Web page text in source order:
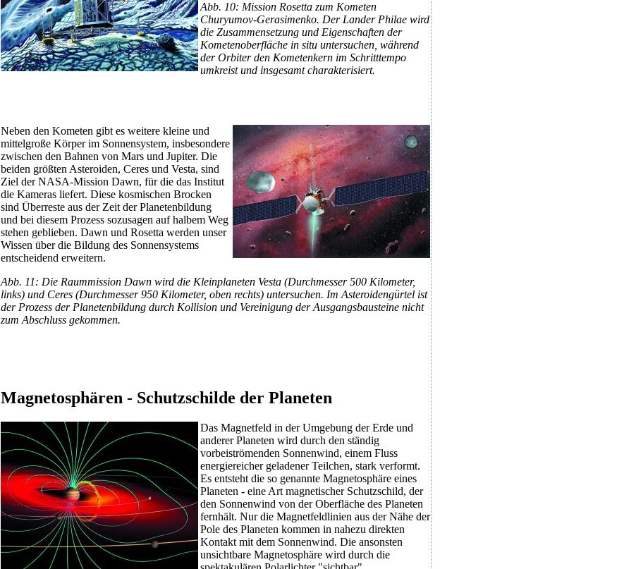
Abb. 10: Mission Rosetta zum Kometen
Churyumov-Gerasimenko. Der Lander Philae wird
die Zusammensetzung und Eigenschaften der
Kometenoberfläche in situ untersuchen, während
der Orbiter den Kometenkern im Schritttempo
umkreist und insgesamt charakterisiert.
Neben den Kometen gibt es weitere kleine und
mittelgroße Körper im Sonnensystem, insbesondere
zwischen den Bahnen von Mars und Jupiter. Die
beiden größten Asteroiden, Ceres und Vesta, sind
Ziel der NASA-Mission Dawn, für die das Institut
die Kameras liefert. Diese kosmischen Brocken
sind Überreste aus der Zeit der Planetenbildung
und bei diesem Prozess sozusagen auf halbem Weg
stehen geblieben. Dawn und Rosetta werden unser
Wissen über die Bildung des Sonnensystems
entscheidend erweitern.
Abb. 11: Die Raummission Dawn wird die Kleinplaneten Vesta (Durchmesser 500 Kilometer,
links) und Ceres (Durchmesser 950 Kilometer, oben rechts) untersuchen. Im Asteroidengürtel ist
der Prozess der Planetenbildung durch Kollision und Vereinigung der Ausgangsbausteine nicht
zum Abschluss gekommen.
Magnetosphären - Schutzschilde der Planeten
Das Magnetfeld in der Umgebung der Erde und
anderer Planeten wird durch den ständig
vorbeiströmenden Sonnenwind, einem Fluss
energiereicher geladener Teilchen, stark verformt.
Es entsteht die so genannte Magnetosphäre eines
Planeten - eine Art magnetischer Schutzschild, der
den Sonnenwind von der Oberfläche des Planeten
fernhält. Nur die Magnetfeldlinien aus der Nähe der
Pole des Planeten kommen in nahezu direkten
Kontakt mit dem Sonnenwind. Die ansonsten
unsichtbare Magnetosphäre wird durch die